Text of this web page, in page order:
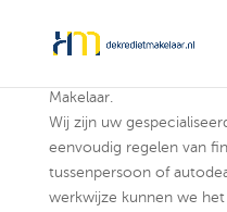
Makelaar.
Wij zijn uw
eenvoudig regelen van
tussenpersoon of
werkwijze kunnen we